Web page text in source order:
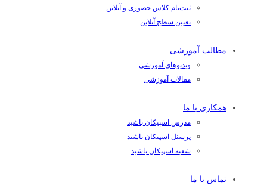
ثبت‌نام کلاس حضوری و آنلاین
تعیین سطح آنلاین
مطالب آموزشی
ویدیوهای آموزشی
مقالات آموزشی
همکاری با ما
مدرس اسپیکان باشید
پرسنل اسپیکان باشید
شعبه اسپیکان باشید
تماس با ما